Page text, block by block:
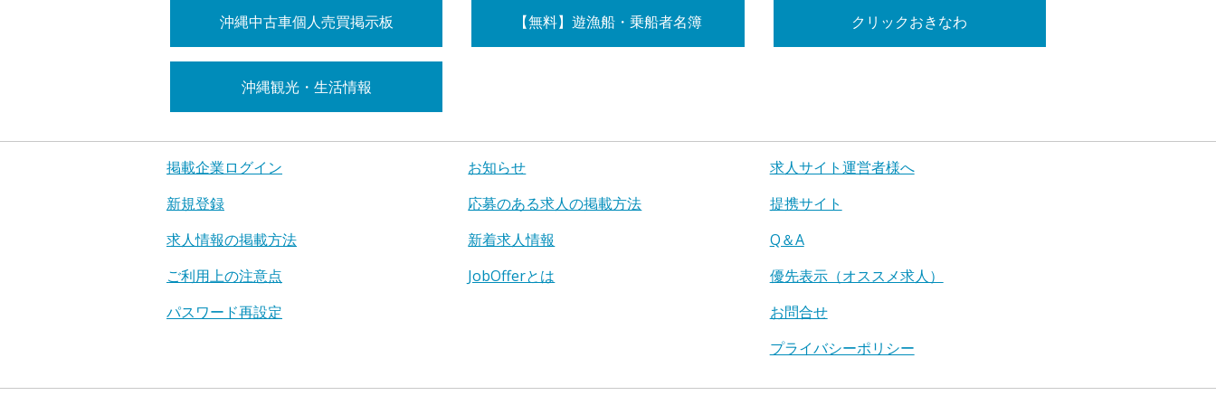
沖縄中古車個人売買掲示板 【無料】遊漁船・乗船者名簿 クリックおきなわ
沖縄観光・生活情報
掲載企業ログイン
新規登録
求人情報の掲載方法
ご利用上の注意点
パスワード再設定
お知らせ
応募のある求人の掲載方法
新着求人情報
JobOfferとは
求人サイト運営者様へ
提携サイト
Q＆A
優先表示（オススメ求人）
お問合せ
プライバシーポリシー